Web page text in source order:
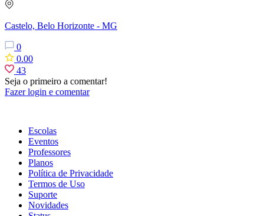
Castelo, Belo Horizonte - MG
0
0.00
43
Seja o primeiro a comentar!
Fazer login e comentar
Escolas
Eventos
Professores
Planos
Política de Privacidade
Termos de Uso
Suporte
Novidades